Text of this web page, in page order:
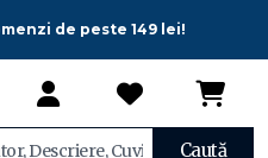
de peste 149 lei!
Caută